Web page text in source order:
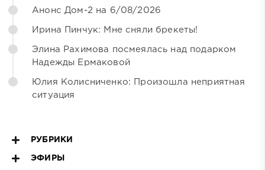
Анонс Дом-2 на 6/08/2026
Ирина Пинчук: Мне сняли брекеты!
Элина Рахимова посмеялась над подарком
Надежды Ермаковой
Юлия Колисниченко: Произошла неприятная
ситуация
РУБРИКИ
ЭФИРЫ